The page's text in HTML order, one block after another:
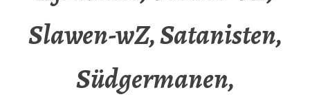
Slawen-wZ, Satanisten,
Südgermanen,